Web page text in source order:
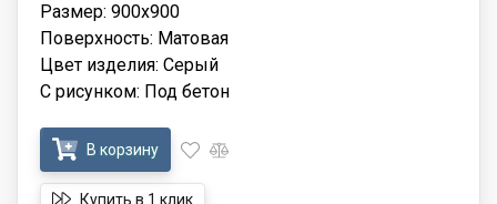
Размер: 900x900
Поверхность: Матовая
Цвет изделия: Серый
С рисунком: Под бетон
В корзину
Купить в 1 клик